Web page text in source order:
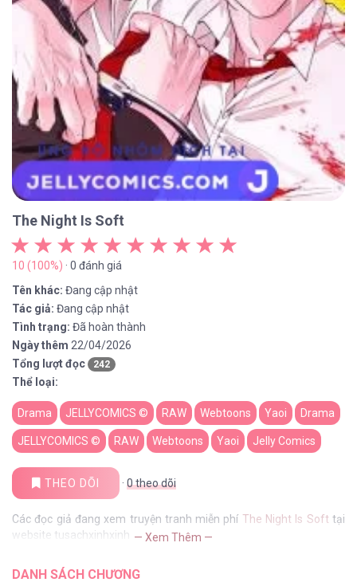
The Night Is Soft
10 (100%) · 0 đánh giá
Tên khác: Đang cập nhật
Tác giả: Đang cập nhật
Tình trạng: Đã hoàn thành
Ngày thêm 22/04/2026
Tổng lượt đọc
242
Thể loại:
Drama JELLYCOMICS © RAW Webtoons Yaoi Drama
JELLYCOMICS © RAW Webtoons Yaoi Jelly Comics
THEO DÕI · 0theo dõi
Các đọc giả đang xem truyện tranh miễn phí The Night Is Soft tại
website tusachxinhxinh — Xem Thêm —
DANH SÁCH CHƯƠNG